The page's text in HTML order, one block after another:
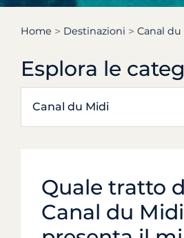
Home Destinazioni Canal
Esplora le
Canal du Midi
Quale tratto
Canal du Midi